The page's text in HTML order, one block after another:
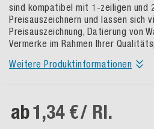
sind kompatibel mit 1-zeiligen und
Preisauszeichnern und lassen sich
Preisauszeichnung, Datierung von
Vermerke im Rahmen Ihrer
Weitere Produktinformationen
ab1,34 €/ Rl.